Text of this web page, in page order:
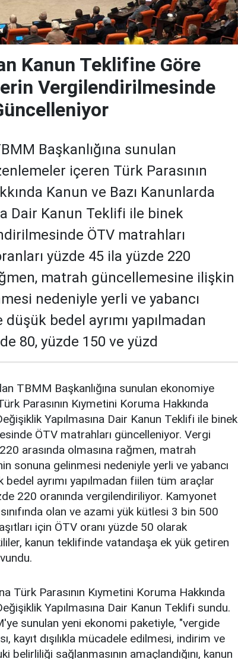
Kanun Teklifine Göre
Vergilendirilmesinde
Başkanlığına sunulan
içeren Türk Parasının
Kanun ve Bazı Kanunlarda
Dair Kanun Teklifi ile binek
ÖTV matrahları
yüzde 45 ila yüzde 220
matrah güncellemesine ilişkin
nedeniyle yerli ve yabancı
düşük bedel ayrımı yapılmadan
80, yüzde 150 ve yüzd
TBMM Başkanlığına sunulan ekonomiye
Parasının Kıymetini Koruma Hakkında
Yapılmasına Dair Kanun Teklifi ile binek
ÖTV matrahları güncelleniyor. Vergi
arasında olmasına rağmen, matrah
sonuna gelinmesi nedeniyle yerli ve yabancı
bedel ayrımı yapılmadan fiilen tüm araçlar
220 oranında vergilendiriliyor. Kamyonet
olan ve azami yük kütlesi 3 bin 500
için ÖTV oranı yüzde 50 olarak
kanun teklifinde vatandaşa ek yük getiren
Türk Parasının Kıymetini Koruma Hakkında
Yapılmasına Dair Kanun Teklifi sundu.
sunulan yeni ekonomi paketiyle, "vergide
kayıt dışılıkla mücadele edilmesi, indirim ve
belirliliği sağlanmasının amaçlandığını, kanun